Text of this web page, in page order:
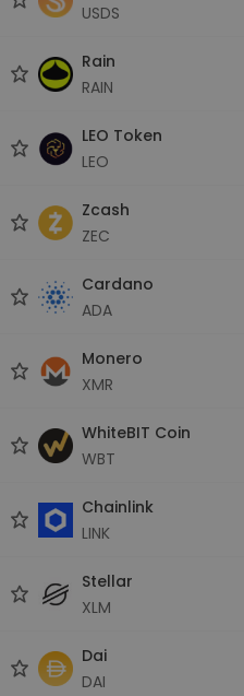
USDS
Rain
RAIN
LEO Token
LEO
Zcash
ZEC
Cardano
ADA
Monero
XMR
WhiteBIT Coin
WBT
Chainlink
LINK
Stellar
XLM
Dai
DAI